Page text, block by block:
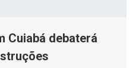
Cuiabá debaterá